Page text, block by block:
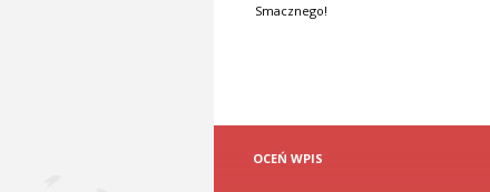
Smacznego!
OCEŃ WPIS